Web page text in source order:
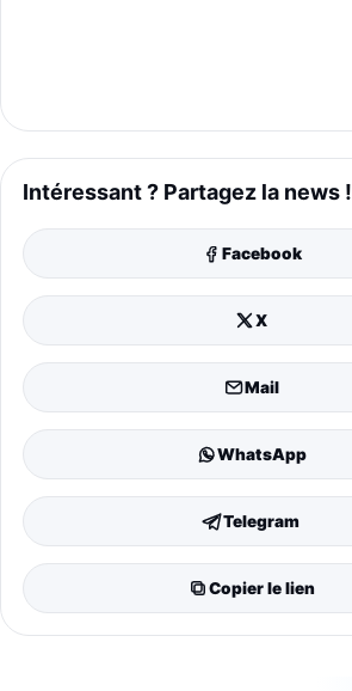
Intéressant ? Partagez la news !
Facebook
X
Mail
WhatsApp
Telegram
Copier le lien